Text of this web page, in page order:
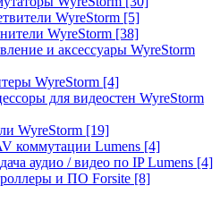
WyreStorm [5]
WyreStorm [38]
и аксессуары WyreStorm
WyreStorm [4]
для видеостен WyreStorm
WyreStorm [19]
коммутации Lumens [4]
аудио / видео по IP Lumens [4]
и ПО Forsite [8]